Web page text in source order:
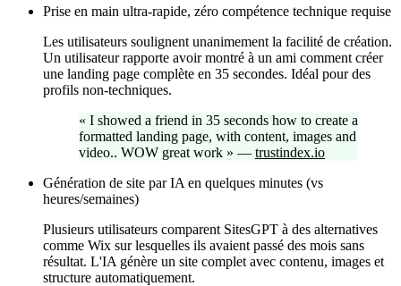
Prise en main ultra-rapide, zéro compétence technique requise
Les utilisateurs soulignent unanimement la facilité de création.
Un utilisateur rapporte avoir montré à un ami comment créer
une landing page complète en 35 secondes. Idéal pour des
profils non-techniques.
« I showed a friend in 35 seconds how to create a
formatted landing page, with content, images and
video.. WOW great work » — trustindex.io
Génération de site par IA en quelques minutes (vs
heures/semaines)
Plusieurs utilisateurs comparent SitesGPT à des alternatives
comme Wix sur lesquelles ils avaient passé des mois sans
résultat. L'IA génère un site complet avec contenu, images et
structure automatiquement.